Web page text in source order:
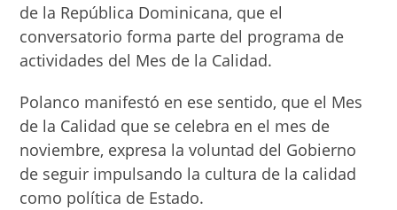
de la República Dominicana, que el
conversatorio forma parte del programa de
actividades del Mes de la Calidad.
Polanco manifestó en ese sentido, que el Mes
de la Calidad que se celebra en el mes de
noviembre, expresa la voluntad del Gobierno
de seguir impulsando la cultura de la calidad
como política de Estado.